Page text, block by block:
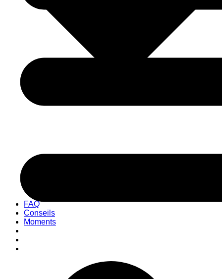
FAQ
Conseils
Moments